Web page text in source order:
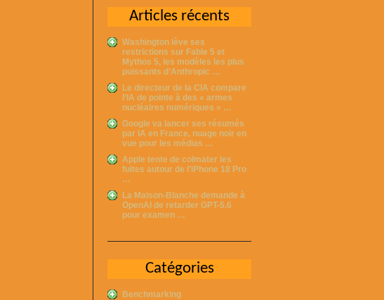
Articles récents
Washington lève ses
restrictions sur Fable 5 et
Mythos 5, les modèles les plus
puissants d’Anthropic …
Le directeur de la CIA compare
l’IA de pointe à des « armes
nucléaires numériques » …
Google va lancer ses résumés
par IA en France, nuage noir en
vue pour les médias …
Apple tente de colmater les
fuites autour de l’iPhone 18 Pro
…
La Maison-Blanche demande à
OpenAI de retarder GPT-5.6
pour examen …
Catégories
Benchmarking